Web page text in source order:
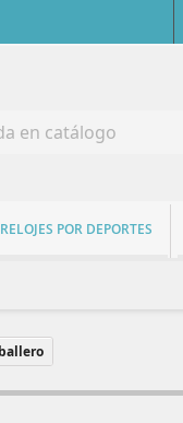
RELOJES POR DEPORTES